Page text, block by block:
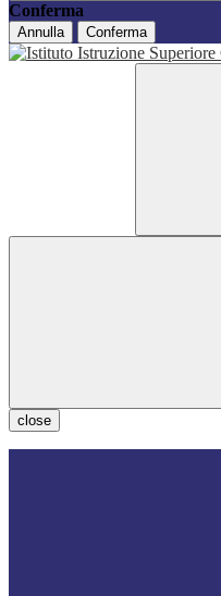
Conferma
Annulla Conferma
close